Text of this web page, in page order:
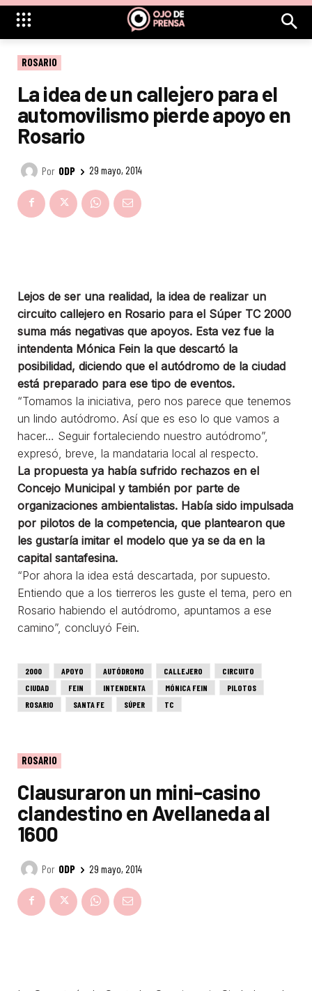
ROSARIO
La idea de un callejero para el
automovilismo pierde apoyo en
Rosario
Por ODP 29 mayo, 2014
Lejos de ser una realidad, la idea de realizar un
circuito callejero en Rosario para el Súper TC 2000
suma más negativas que apoyos. Esta vez fue la
intendenta Mónica Fein la que descartó la
posibilidad, diciendo que el autódromo de la ciudad
está preparado para ese tipo de eventos.
“Tomamos la iniciativa, pero nos parece que tenemos
un lindo autódromo. Así que es eso lo que vamos a
hacer… Seguir fortaleciendo nuestro autódromo”,
expresó, breve, la mandataria local al respecto.
La propuesta ya había sufrido rechazos en el
Concejo Municipal y también por parte de
organizaciones ambientalistas. Había sido impulsada
por pilotos de la competencia, que plantearon que
les gustaría imitar el modelo que ya se da en la
capital santafesina.
“Por ahora la idea está descartada, por supuesto.
Entiendo que a los tierreros les guste el tema, pero en
Rosario habiendo el autódromo, apuntamos a ese
camino”, concluyó Fein.
2000 APOYO AUTÓDROMO CALLEJERO
CIRCUITO
CIUDAD
FEIN INTENDENTA MÓNICA FEIN
PILOTOS
ROSARIO
SANTA FE SÚPER TC